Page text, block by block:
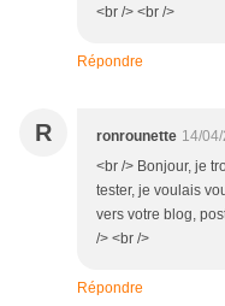
<br /> <br />
Répondre
R ronrounette 14/
<br /> Bonjour, je
tester, je voulais
vers votre blog,
/> <br />
Répondre